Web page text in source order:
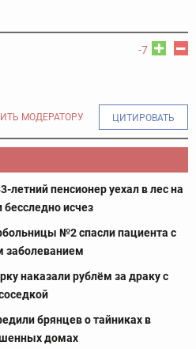
-7
МОДЕРАТОРУ ЦИТИРОВАТЬ
летний пенсионер уехал в лес на
исчез
№2 спасли пациента с
заболеванием
наказали рублём за драку с
брянцев о тайниках в
домах